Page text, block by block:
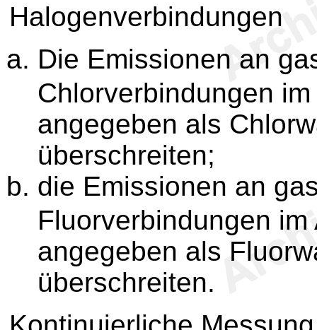
Halogenverbindungen
Die Emissionen an
Chlorverbindungen
angegeben als
überschreiten;
die Emissionen an
Fluorverbindungen
angegeben als
überschreiten.